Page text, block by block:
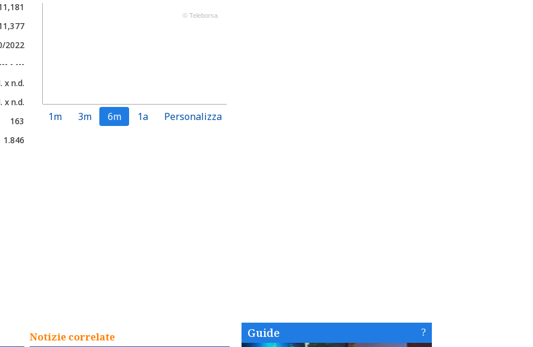
2022
- ---
x n.d.
x n.d.
163
1.846
© Teleborsa
1m 3m 6m 1a Personalizza
Notizie correlate Guide